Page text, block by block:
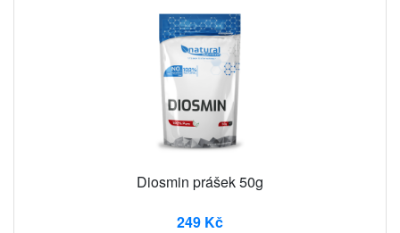
Diosmin prášek 50g
249 Kč